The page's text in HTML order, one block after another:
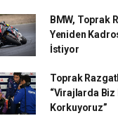
BMW, Toprak
Yeniden
İstiyor
Toprak
“Virajlarda Biz
Korkuyoruz”